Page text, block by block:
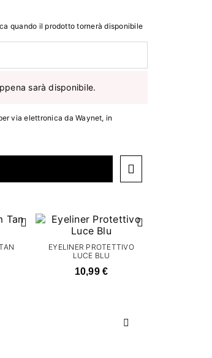
quando il prodotto tornerà disponibile
sarà disponibile.
via elettronica da Waynet, in
Successivo
EYELINER PROTETTIVO
LUCE BLU
10,99 €